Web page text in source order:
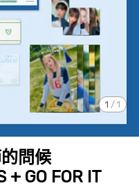
1 / 1
問候
+ GO FOR IT